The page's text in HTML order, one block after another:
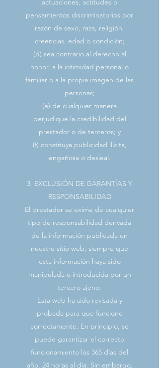
actuaciones, actitudes o
pensamientos discriminatorios por
razón de sexo, raza, religión,
creencias, edad o condición;
(d) sea contrario al derecho al
honor, a la intimidad personal o
familiar o a la propia imagen de las
personas;
(e) de cualquier manera
perjudique la credibilidad del
prestador o de terceros; y
(f) constituya publicidad ilícita,
engañosa o desleal.
3. EXCLUSIÓN DE GARANTÍAS Y
RESPONSABILIDAD
El prestador se exime de cualquier
tipo de responsabilidad derivada
de la información publicada en
nuestro sitio web, siempre que
esta información haya sido
manipulada o introducida por un
tercero ajeno.
Esta web ha sido revisada y
probada para que funcione
correctamente. En principio, se
puede garantizar el correcto
funcionamiento los 365 días del
año, 24 horas al día. Sin embargo,